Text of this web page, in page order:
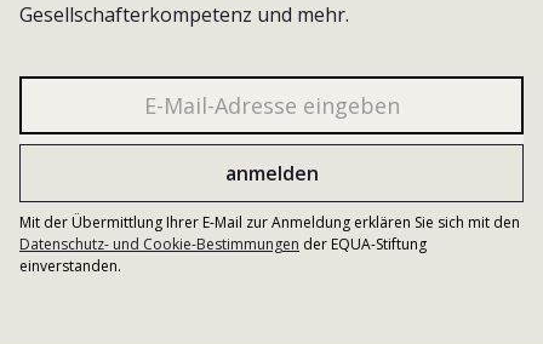
Gesellschafterkompetenz und mehr.
Mit der Übermittlung Ihrer E-Mail zur Anmeldung erklären Sie sich mit den
Datenschutz- und Cookie-Bestimmungen der EQUA-Stiftung
einverstanden.